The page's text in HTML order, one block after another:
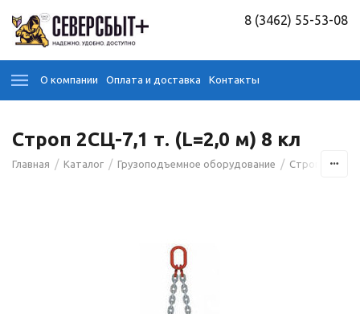
8 (3462) 55-53-08
О компании Оплата и доставка Контакты
Строп 2СЦ-7,1 т. (L=2,0 м) 8 кл
Главная / Каталог / Грузоподъемное оборудование / Стропы /